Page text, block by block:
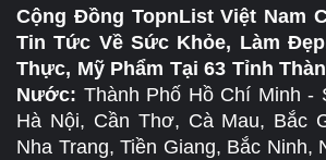
Cộng Đồng TopnList Việt Nam
Tin Tức Về Sức Khỏe, Làm
Thực, Mỹ Phẩm Tại 63 Tỉnh
Nước: Thành Phố Hồ Chí Minh -
Hà Nội, Cần Thơ, Cà Mau, Bắc
Nha Trang, Tiền Giang, Bắc Ninh,